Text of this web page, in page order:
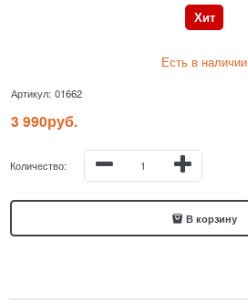
Хит
Есть в наличии
Артикул: 01662
3 990руб.
Количество:
В корзину